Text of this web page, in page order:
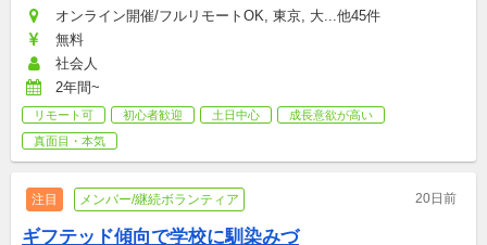
オンライン開催/フルリモートOK, 東京, 大...他45件
無料
社会人
2年間~
リモート可 初心者歓迎 土日中心
成長意欲が高い
真面目・本気
注目 メンバー/継続ボランティア 20日前
ギフテッド傾向で学校に馴染みづ